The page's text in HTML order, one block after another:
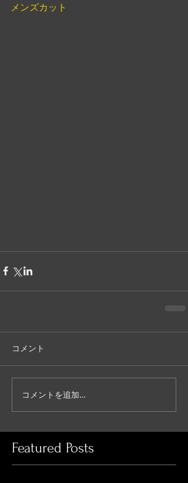
メンズカット
コメント
コメントを追加…
Featured Posts